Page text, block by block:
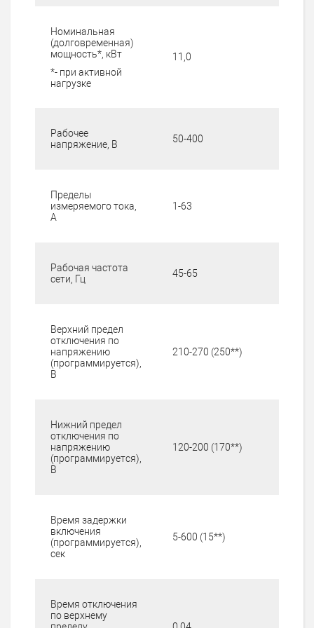
Номинальная
(долговременная)
мощность*, кВт
*- при активной
нагрузке
11,0
Рабочее
напряжение, В
50-400
Пределы
измеряемого тока,
А
1-63
Рабочая частота
сети, Гц
45-65
Верхний предел
отключения по
напряжению
(программируется),
В
210-270 (250**)
Нижний предел
отключения по
напряжению
(программируется),
В
120-200 (170**)
Время задержки
включения
(программируется),
сек
5-600 (15**)
Время отключения
по верхнему